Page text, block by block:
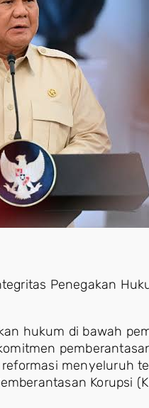
Penegakan
hukum di bawah
menyeluruh
Korupsi